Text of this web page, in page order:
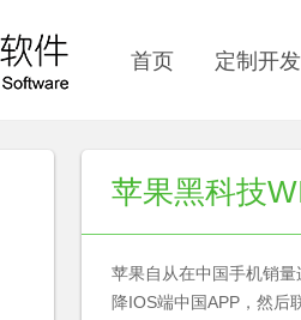
首页 定制开发
苹果黑科技
苹果自从在中国手机销
降IOS端中国APP，然后